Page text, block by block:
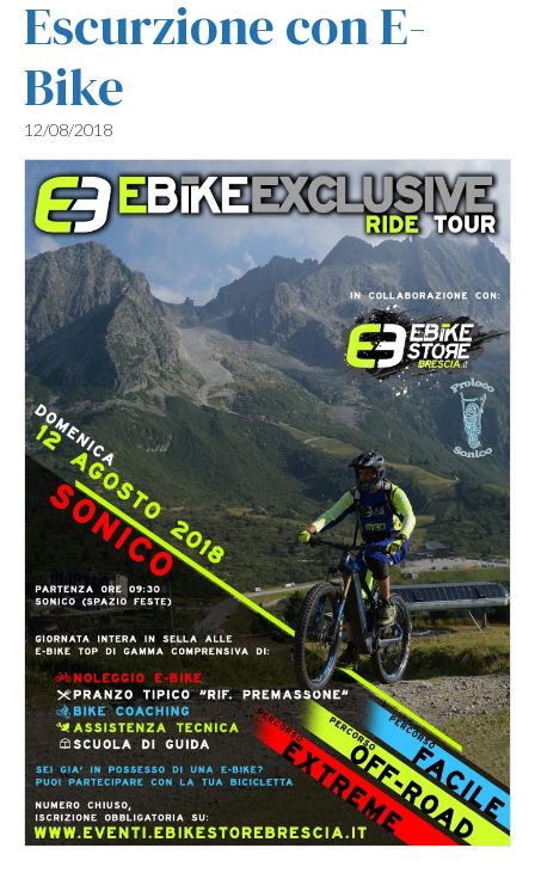
Escurzione con E-
Bike
12/08/2018